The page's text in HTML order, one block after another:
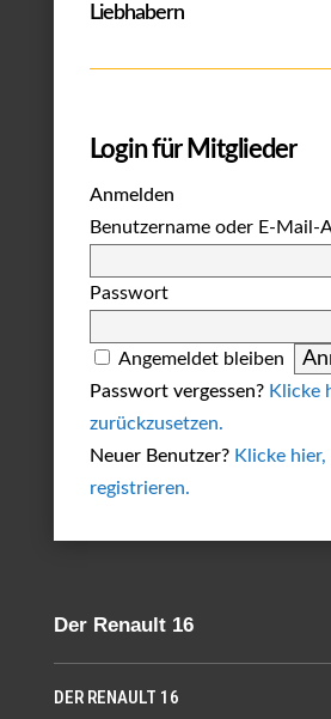
Liebhabern
Login für Mitglieder
Anmelden
Benutzername oder E-Mail-
Passwort
Angemeldet bleiben
Passwort vergessen? Klicke
zurückzusetzen.
Neuer Benutzer? Klicke
registrieren.
Der Renault 16
DER RENAULT 16